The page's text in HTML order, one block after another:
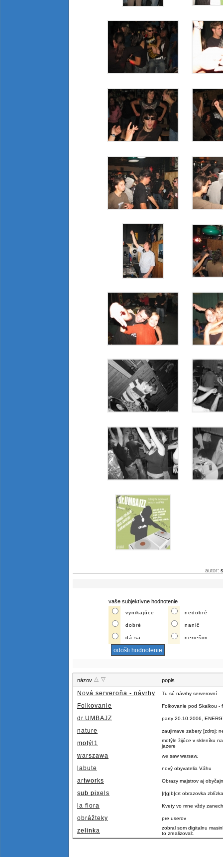
autor:
vaše subjektívne hodnotenie
vynikajúce nedobré
dobré nanič
dá sa neriešim
názov popis
Nová serveroňa - návrhy Tu sú návrhy serverovní
Folkovanie Folkovanie pod Skalkou -
dr.UMBAJZ party 20.10.2006,
nature zaujimave zabery [zdroj:
motýl1
motýle žijúce v skleníku
jazere
warszawa we saw warsaw.
labute nový obyvatelia Váhu
artworks Obrazy majstrov aj
sub pixels |r|g|b|crt obrazovka
la flora Kvety vo mne vždy
obrážteky pre userov
zelinka
zobral som digitalnu
to zrealizoval:.